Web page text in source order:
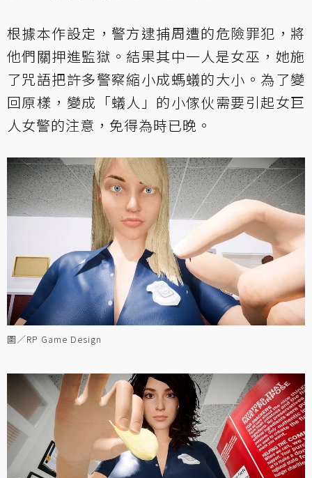
根據本作設定，警方逮捕周遭的危險罪犯，將
他們關押進監獄。結果其中一人是女巫，她施
了咒語把許多警察縮小成螞蟻的大小。為了變
回原樣，變成「蟻人」的小傢伙需要引起女巨
人女警的注意，免得為時已晚。
圖／RP Game Design